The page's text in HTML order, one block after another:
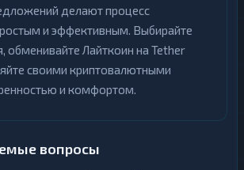
делают процесс
и эффективным. Выбирайте
обменивайте Лайткоин на Tether
своими криптовалютными
и комфортом.
вопросы